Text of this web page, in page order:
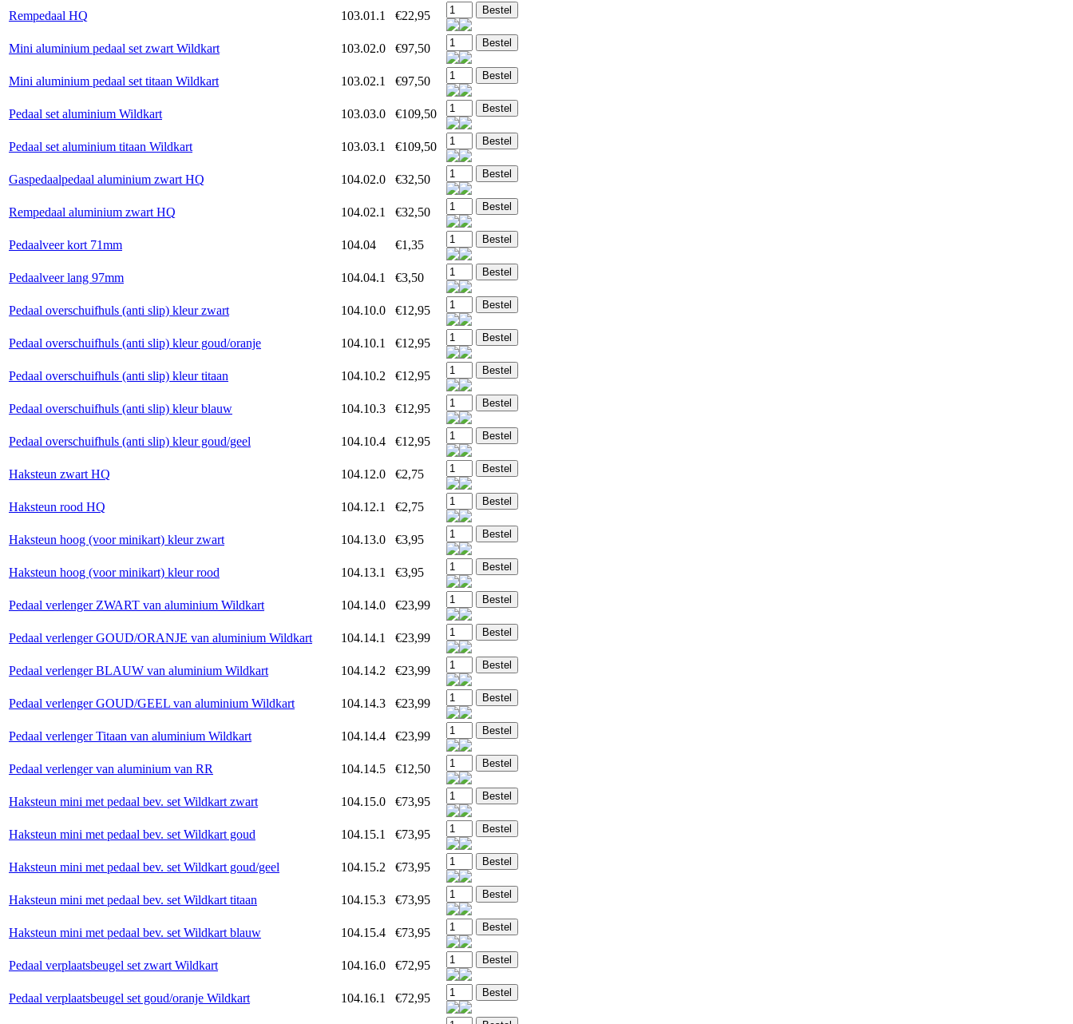
Rempedaal HQ 103.01.1 €22,95
Mini aluminium pedaal set zwart Wildkart 103.02.0 €97,50
Mini aluminium pedaal set titaan Wildkart 103.02.1 €97,50
Pedaal set aluminium Wildkart 103.03.0 €109,50
Pedaal set aluminium titaan Wildkart 103.03.1 €109,50
Gaspedaalpedaal aluminium zwart HQ 104.02.0 €32,50
Rempedaal aluminium zwart HQ 104.02.1 €32,50
Pedaalveer kort 71mm 104.04 €1,35
Pedaalveer lang 97mm 104.04.1 €3,50
Pedaal overschuifhuls (anti slip) kleur zwart 104.10.0 €12,95
Pedaal overschuifhuls (anti slip) kleur goud/oranje 104.10.1 €12,95
Pedaal overschuifhuls (anti slip) kleur titaan 104.10.2 €12,95
Pedaal overschuifhuls (anti slip) kleur blauw 104.10.3 €12,95
Pedaal overschuifhuls (anti slip) kleur goud/geel 104.10.4 €12,95
Haksteun zwart HQ 104.12.0 €2,75
Haksteun rood HQ 104.12.1 €2,75
Haksteun hoog (voor minikart) kleur zwart 104.13.0 €3,95
Haksteun hoog (voor minikart) kleur rood 104.13.1 €3,95
Pedaal verlenger ZWART van aluminium Wildkart 104.14.0 €23,99
Pedaal verlenger GOUD/ORANJE van aluminium Wildkart 104.14.1 €23,99
Pedaal verlenger BLAUW van aluminium Wildkart 104.14.2 €23,99
Pedaal verlenger GOUD/GEEL van aluminium Wildkart 104.14.3 €23,99
Pedaal verlenger Titaan van aluminium Wildkart 104.14.4 €23,99
Pedaal verlenger van aluminium van RR 104.14.5 €12,50
Haksteun mini met pedaal bev. set Wildkart zwart 104.15.0 €73,95
Haksteun mini met pedaal bev. set Wildkart goud 104.15.1 €73,95
Haksteun mini met pedaal bev. set Wildkart goud/geel 104.15.2 €73,95
Haksteun mini met pedaal bev. set Wildkart titaan 104.15.3 €73,95
Haksteun mini met pedaal bev. set Wildkart blauw 104.15.4 €73,95
Pedaal verplaatsbeugel set zwart Wildkart 104.16.0 €72,95
Pedaal verplaatsbeugel set goud/oranje Wildkart 104.16.1 €72,95